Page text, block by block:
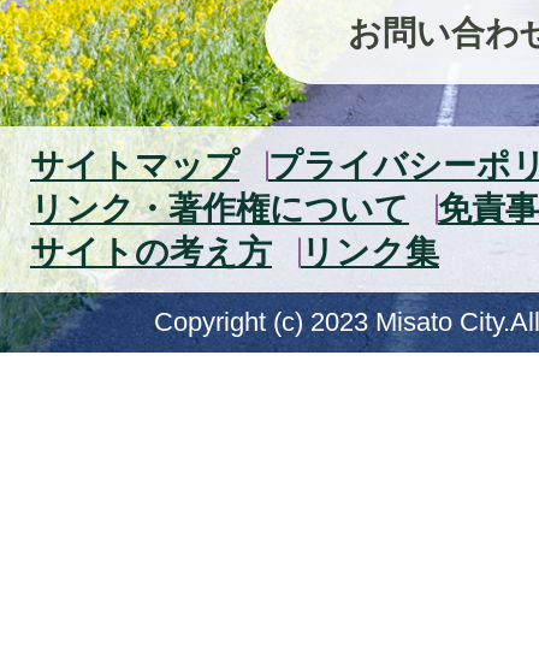
お問い合わ
サイトマップ
プライバシーポ
リンク・著作権について
免責
サイトの考え方
リンク集
Copyright (c) 2023 Misato